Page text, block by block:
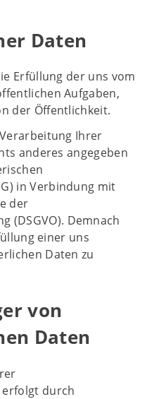
Daten
Erfüllung der uns vom
Aufgaben,
der Öffentlichkeit.
Ihrer
anderes angegeben
in Verbindung mit
der
(DSGVO). Demnach
einer uns
Daten zu
von
Daten
durch